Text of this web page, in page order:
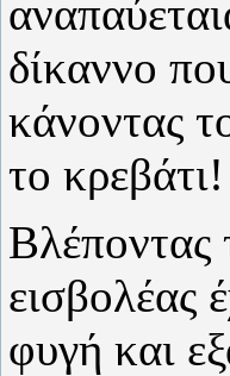
δίκαννο
κάνοντας
το κρεβάτι!
Βλέποντας
εισβολέας
φυγή και